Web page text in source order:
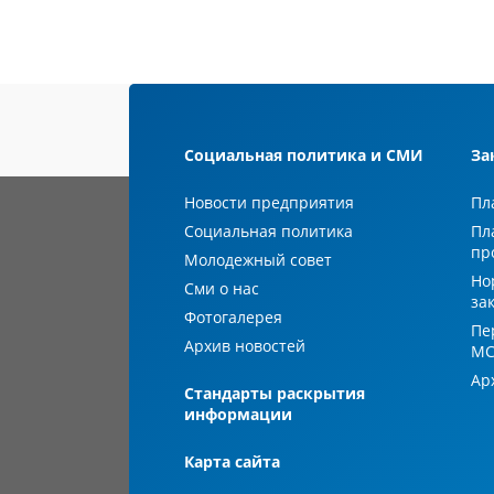
Социальная политика и СМИ
Новости предприятия
Социальная политика
Молодежный совет
Сми о нас
Фотогалерея
Архив новостей
Стандарты раскрытия
информации
Карта сайта